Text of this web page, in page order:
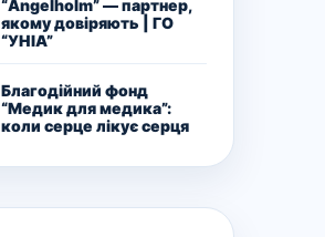
“Angelholm” — партнер,
якому довіряють | ГО
“УНІА”
Благодійний фонд
“Медик для медика”:
коли серце лікує серця